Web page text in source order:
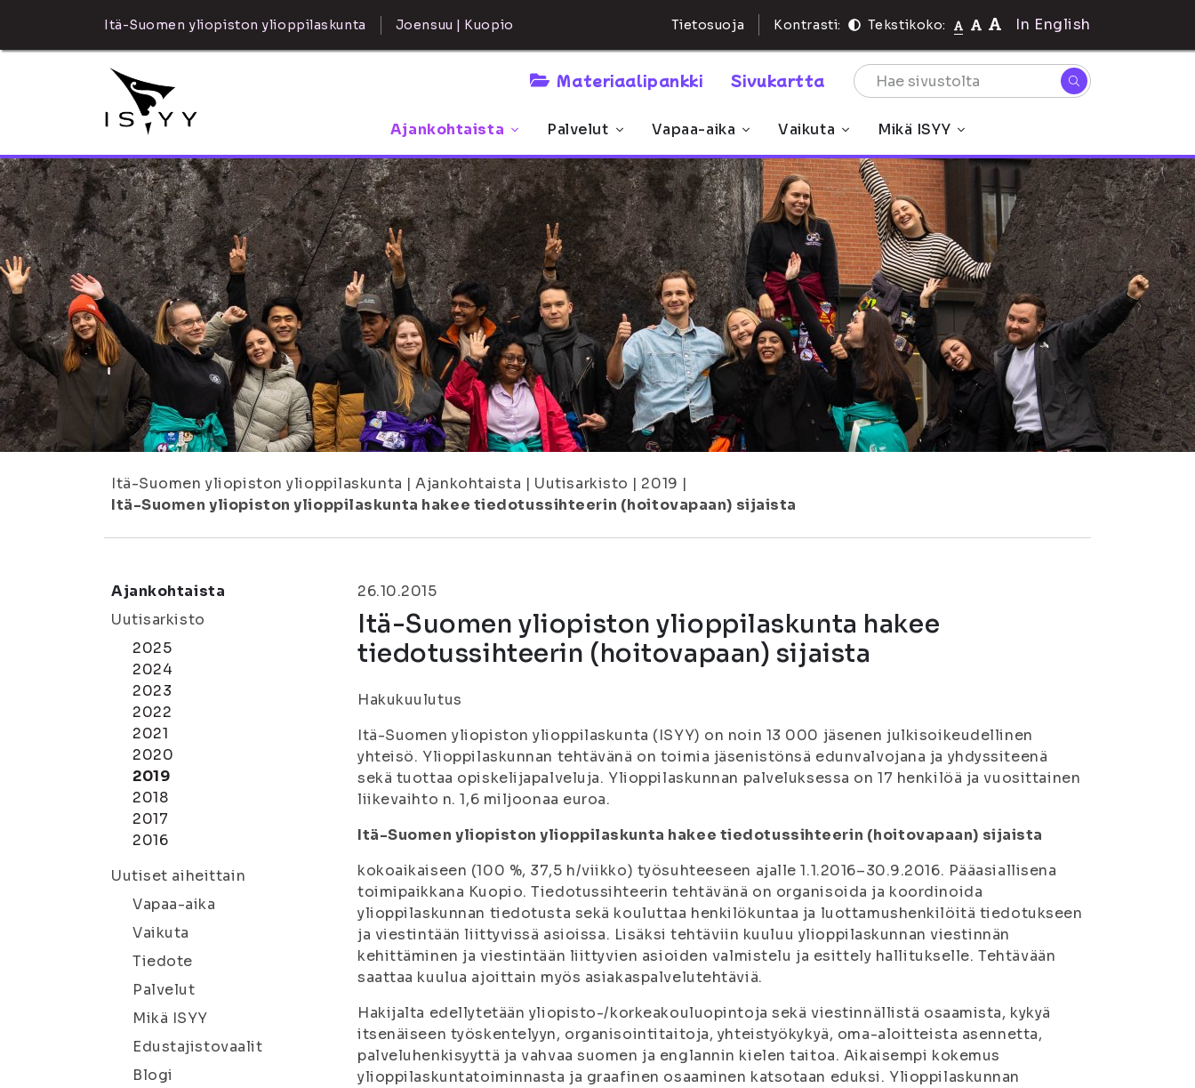
Itä-Suomen yliopiston ylioppilaskunta Joensuu | Kuopio Tietosuoja Kontrasti: Tekstikoko: In English
Materiaalipankki Sivukartta
Ajankohtaista Palvelut Vapaa-aika Vaikuta Mikä ISYY
Itä-Suomen yliopiston ylioppilaskunta | Ajankohtaista | Uutisarkisto | 2019 |
Itä-Suomen yliopiston ylioppilaskunta hakee tiedotussihteerin (hoitovapaan) sijaista
Ajankohtaista
Uutisarkisto
2025
2024
2023
2022
2021
2020
2019
2018
2017
2016
Uutiset aiheittain
Vapaa-aika
Vaikuta
Tiedote
Palvelut
Mikä ISYY
Edustajistovaalit
Blogi
26.10.2015
Itä-Suomen yliopiston ylioppilaskunta hakee
tiedotussihteerin (hoitovapaan) sijaista
Hakukuulutus
Itä-Suomen yliopiston ylioppilaskunta (ISYY) on noin 13 000 jäsenen julkisoikeudellinen
yhteisö. Ylioppilaskunnan tehtävänä on toimia jäsenistönsä edunvalvojana ja yhdyssiteenä
sekä tuottaa opiskelijapalveluja. Ylioppilaskunnan palveluksessa on 17 henkilöä ja vuosittainen
liikevaihto n. 1,6 miljoonaa euroa.
Itä-Suomen yliopiston ylioppilaskunta hakee tiedotussihteerin (hoitovapaan) sijaista
kokoaikaiseen (100 %, 37,5 h/viikko) työsuhteeseen ajalle 1.1.2016–30.9.2016. Pääasiallisena
toimipaikkana Kuopio. Tiedotussihteerin tehtävänä on organisoida ja koordinoida
ylioppilaskunnan tiedotusta sekä kouluttaa henkilökuntaa ja luottamushenkilöitä tiedotukseen
ja viestintään liittyvissä asioissa. Lisäksi tehtäviin kuuluu ylioppilaskunnan viestinnän
kehittäminen ja viestintään liittyvien asioiden valmistelu ja esittely hallitukselle. Tehtävään
saattaa kuulua ajoittain myös asiakaspalvelutehtäviä.
Hakijalta edellytetään yliopisto-/korkeakouluopintoja sekä viestinnällistä osaamista, kykyä
itsenäiseen työskentelyyn, organisointitaitoja, yhteistyökykyä, oma-aloitteista asennetta,
palveluhenkisyyttä ja vahvaa suomen ja englannin kielen taitoa. Aikaisempi kokemus
ylioppilaskuntatoiminnasta ja graafinen osaaminen katsotaan eduksi. Ylioppilaskunnan